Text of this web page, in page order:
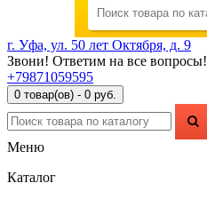
г. Уфа, ул. 50 лет Октября, д. 9
Звони! Ответим на все вопросы!
+79871059595
0 товар(ов) - 0 руб.
Меню
Каталог